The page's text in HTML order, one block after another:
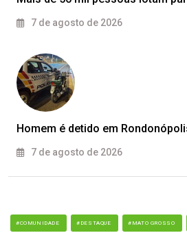
7 de agosto de 2026
Homem é detido em
7 de agosto de 2026
#COMUNIDADE #DESTAQUE #MATO GROSSO